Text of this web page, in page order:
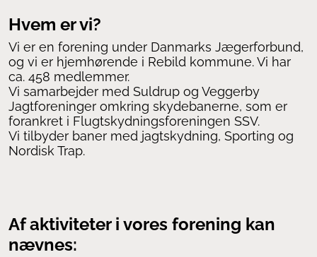
Hvem er vi?
Vi er en forening under Danmarks Jægerforbund,
og vi er hjemhørende i Rebild kommune. Vi har
ca. 458 medlemmer.
Vi samarbejder med Suldrup og Veggerby
Jagtforeninger omkring skydebanerne, som er
forankret i Flugtskydningsforeningen SSV.
Vi tilbyder baner med jagtskydning, Sporting og
Nordisk Trap.
Af aktiviteter i vores forening kan
nævnes: